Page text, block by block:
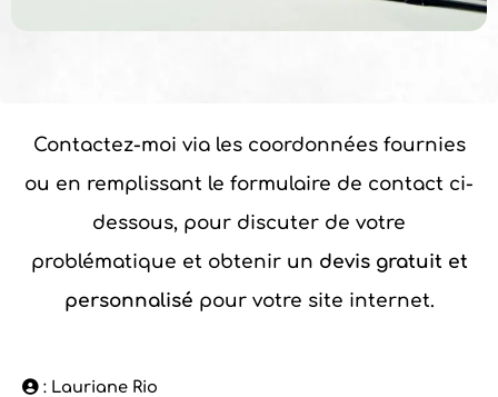
Contactez-moi via les coordonnées fournies
ou en remplissant le formulaire de contact ci-
dessous, pour discuter de votre
problématique et obtenir un devis gratuit et
personnalisé pour votre site internet.
: Lauriane Rio